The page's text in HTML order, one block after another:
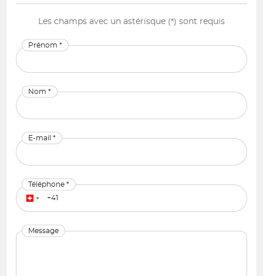
Les champs avec un astérisque (*) sont requis
Prénom *
Nom *
E-mail *
Téléphone *
Message